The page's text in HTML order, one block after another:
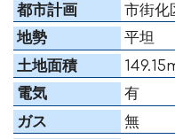
都市計画
市街化
地勢
平坦
土地面積
電気
有
ガス
無